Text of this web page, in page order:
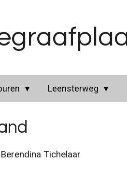
Leensterweg
Tichelaar